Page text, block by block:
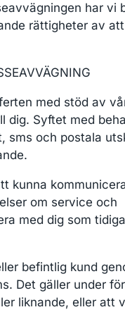
har vi
rättigheter av
med stöd av
dig. Syftet med
sms och postala
kunna
om service och
med dig som
befintlig kund
Det gäller under
liknande, eller att